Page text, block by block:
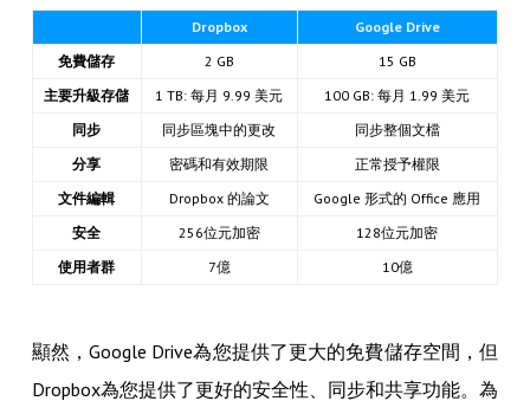
Dropbox
Google Drive
免費儲存
2 GB
15 GB
主要升級存儲
1 TB: 每月 9.99 美元
100 GB: 每月 1.99 美元
同步
同步區塊中的更改
同步整個文檔
分享
密碼和有效期限
正常授予權限
文件編輯
Dropbox 的論文
Google 形式的 Office 應用
安全
256位元加密
128位元加密
使用者群
7億 10億
顯然，Google Drive為您提供了更大的免費儲存空間，但
Dropbox為您提供了更好的安全性、同步和共享功能。為